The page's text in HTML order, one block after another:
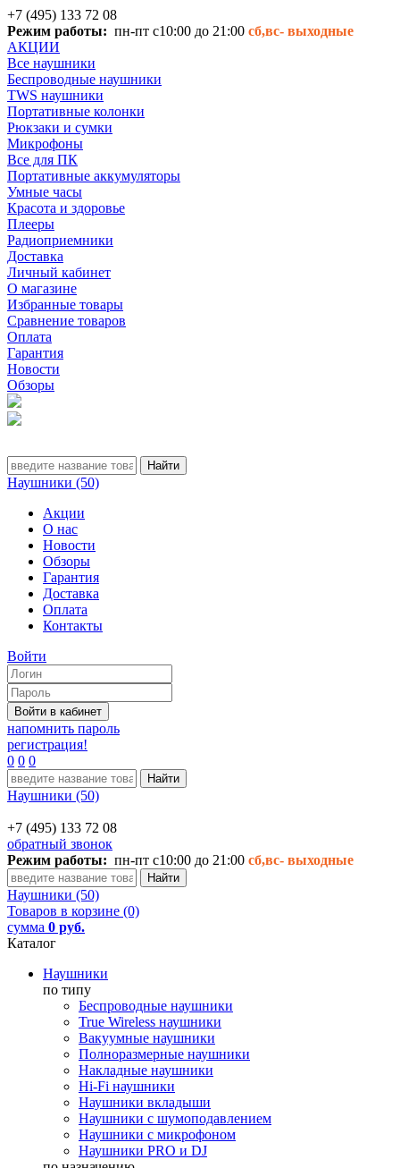
+7 (495) 133 72 08
Режим работы: пн-пт с10:00 до 21:00 сб,вс- выходные
АКЦИИ
Все наушники
Беспроводные наушники
TWS наушники
Портативные колонки
Рюкзаки и сумки
Микрофоны
Все для ПК
Портативные аккумуляторы
Умные часы
Красота и здоровье
Плееры
Радиоприемники
Доставка
Личный кабинет
О магазине
Избранные товары
Сравнение товаров
Оплата
Гарантия
Новости
Обзоры
Наушники (50)
Акции
О нас
Новости
Обзоры
Гарантия
Доставка
Оплата
Контакты
Войти
напомнить пароль
регистрация!
0 0 0
Наушники (50)
+7 (495) 133 72 08
обратный звонок
Режим работы: пн-пт с10:00 до 21:00 сб,вс- выходные
Наушники (50)
Товаров в корзине (0)
сумма 0 руб.
Каталог
Наушники
по типу
Беспроводные наушники
True Wireless наушники
Вакуумные наушники
Полноразмерные наушники
Накладные наушники
Hi-Fi наушники
Наушники вкладыши
Наушники с шумоподавлением
Наушники с микрофоном
Наушники PRO и DJ